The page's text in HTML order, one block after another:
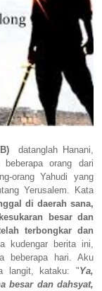
datanglah Hanani,
orang dari
orang Yahudi yang
Yerusalem. Kata
di daerah sana,
besar dan
terbongkar dan
kudengar berita ini,
beberapa hari. Aku
langit, kataku: "Ya,
besar dan dahsyat,